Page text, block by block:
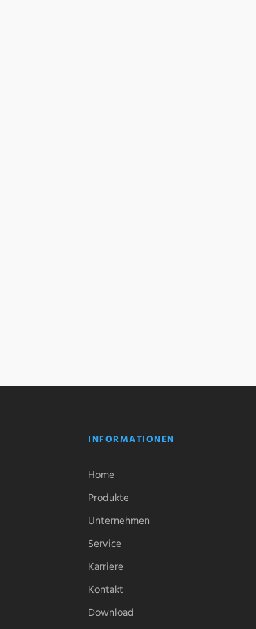
INFORMATIONEN
Home
Produkte
Unternehmen
Service
Karriere
Kontakt
Download